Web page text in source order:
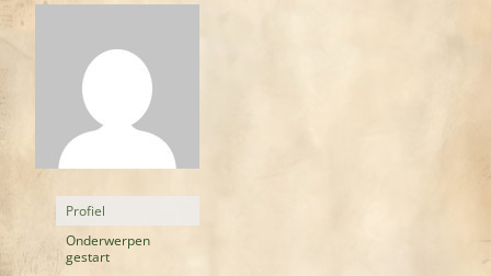
Profiel
Onderwerpen
gestart